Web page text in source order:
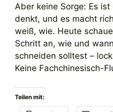
Aber keine Sorge: Es
denkt, und es macht
weiß, wie. Heute
Schritt an, wie und
schneiden solltest –
Keine Fachchinesisch-
Teilen mit: